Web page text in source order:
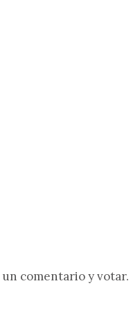
comentario y votar.